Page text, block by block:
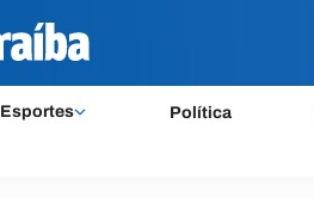
Esportes Política